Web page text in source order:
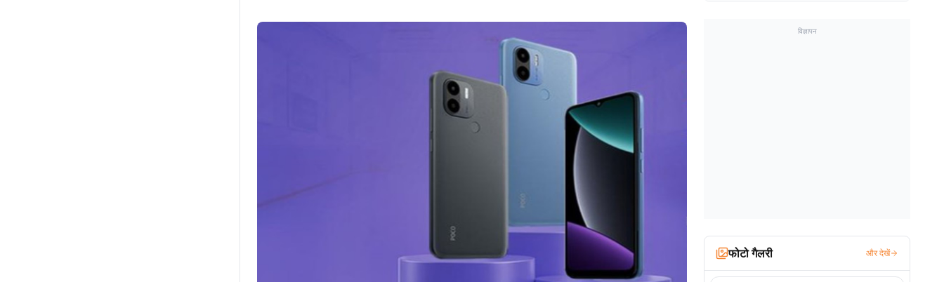
विज्ञापन
फोटो गैलरी और देखें